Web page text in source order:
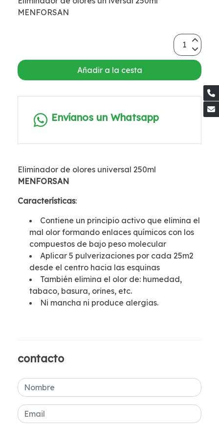
MENFORSAN
Añadir a la cesta
Envíanos un Whatsapp
Eliminador de olores universal 250ml
MENFORSAN
Características:
Contiene un principio activo que elimina el
mal olor formando enlaces químicos con los
compuestos de bajo peso molecular
Aplicar 5 pulverizaciones por cada 25m2
desde el centro hacia las esquinas
También elimina el olor de: humedad,
tabaco, basura, orines, etc.
Ni mancha ni produce alergias.
contacto